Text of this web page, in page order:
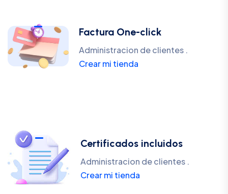
Factura One-click
Administracion de clientes .
Crear mi tienda
Certificados incluidos
Administracion de clientes .
Crear mi tienda